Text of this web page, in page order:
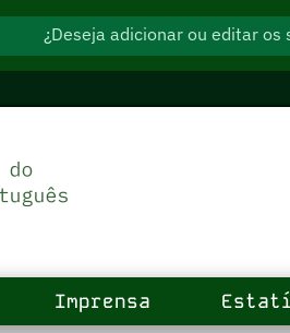
¿Deseja adicionar ou editar os
Imprensa